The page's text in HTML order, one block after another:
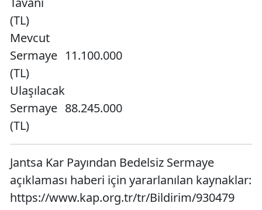
(TL)
Mevcut
Sermaye
(TL)
11.100.000
Ulaşılacak
Sermaye
(TL)
88.245.000
Jantsa Kar Payından Bedelsiz Sermaye
açıklaması haberi için yararlanılan kaynaklar:
https://www.kap.org.tr/tr/Bildirim/930479